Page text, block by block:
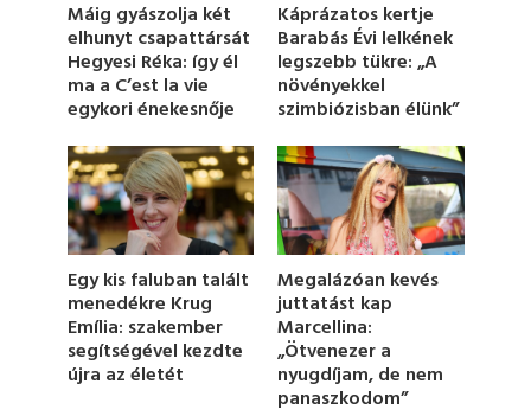
m
i
n
u
t
e
1
2
s
e
c
o
d
s
Máig gyászolja két
elhunyt csapattársát
Hegyesi Réka: így él
ma a C’est la vie
egykori énekesnője
Káprázatos kertje
Barabás Évi lelkének
legszebb tükre: „A
növényekkel
szimbiózisban élünk”
Egy kis faluban talált
menedékre Krug
Emília: szakember
segítségével kezdte
újra az életét
Megalázóan kevés
juttatást kap
Marcellina:
„Ötvenezer a
nyugdíjam, de nem
panaszkodom”